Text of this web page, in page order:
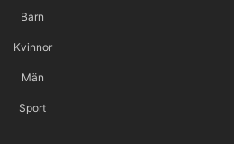
Barn
Kvinnor
Män
Sport